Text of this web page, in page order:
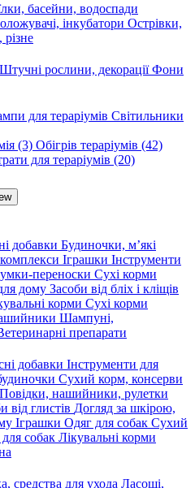
басейни, водоспади
інкубатори Острівки,
Штучні рослини, декораціїФони
для тераріумів Світильники
(3) Обігрів тераріумів (42)
для тераріумів (20)
добавки Будиночки, м’які
Іграшки Інструменти
переноски Сухі корми
дому Засоби від бліх і кліщів
корми Сухі корми
Шампуні,
препарати
добавки Інструменти для
Сухий корм, консерви
Повідки, нашийники, рулетки
від глистів Догляд за шкірою,
Іграшки Одяг для собак Сухий
собак Лікувальні корми
средства для ухода Ласощі,